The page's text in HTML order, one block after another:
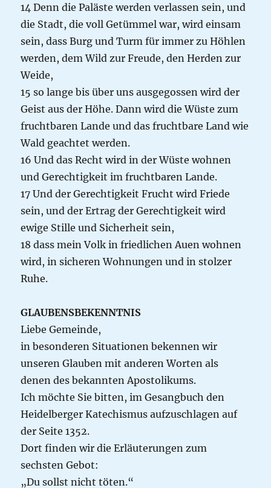
14 Denn die Paläste werden verlassen sein, und
die Stadt, die voll Getümmel war, wird einsam
sein, dass Burg und Turm für immer zu Höhlen
werden, dem Wild zur Freude, den Herden zur
Weide,
15 so lange bis über uns ausgegossen wird der
Geist aus der Höhe. Dann wird die Wüste zum
fruchtbaren Lande und das fruchtbare Land wie
Wald geachtet werden.
16 Und das Recht wird in der Wüste wohnen
und Gerechtigkeit im fruchtbaren Lande.
17 Und der Gerechtigkeit Frucht wird Friede
sein, und der Ertrag der Gerechtigkeit wird
ewige Stille und Sicherheit sein,
18 dass mein Volk in friedlichen Auen wohnen
wird, in sicheren Wohnungen und in stolzer
Ruhe.
GLAUBENSBEKENNTNIS
Liebe Gemeinde,
in besonderen Situationen bekennen wir
unseren Glauben mit anderen Worten als
denen des bekannten Apostolikums.
Ich möchte Sie bitten, im Gesangbuch den
Heidelberger Katechismus aufzuschlagen auf
der Seite 1352.
Dort finden wir die Erläuterungen zum
sechsten Gebot:
„Du sollst nicht töten.“